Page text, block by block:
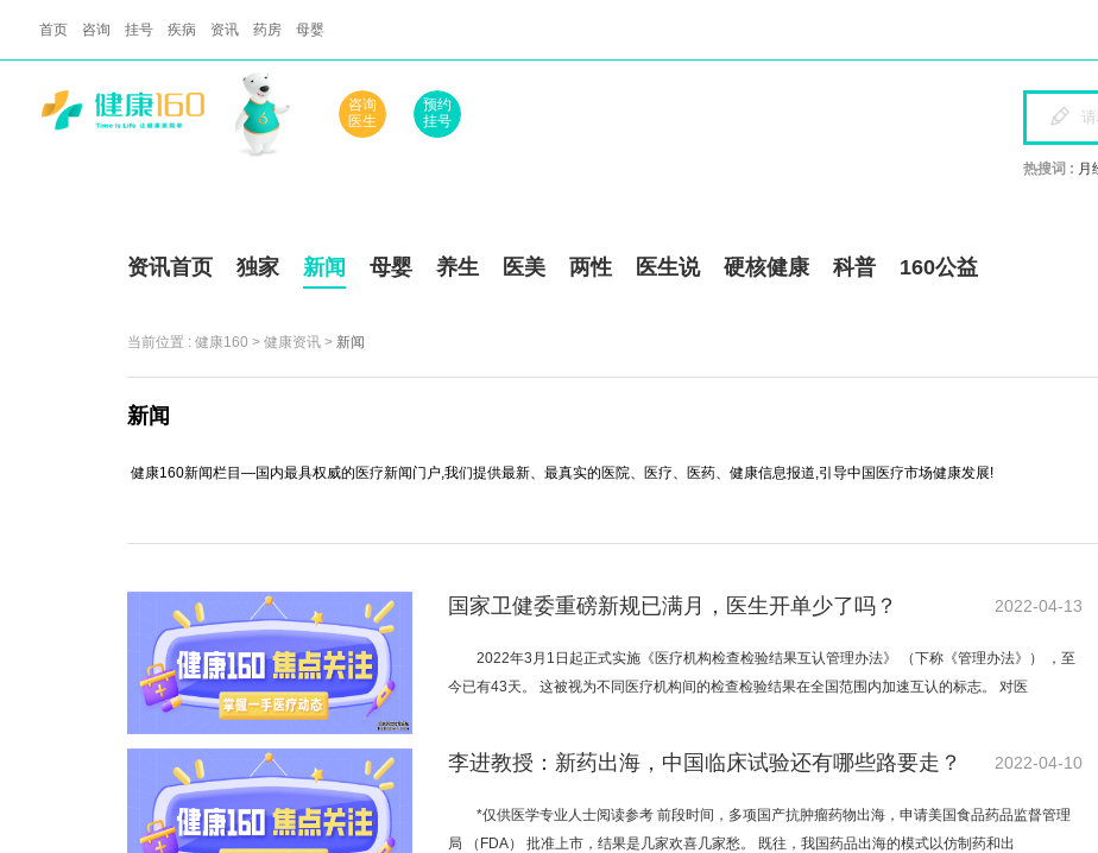
首页 咨询 挂号 疾病 资讯 药房 母婴
咨询
医生
预约
挂号

热搜词 : 月
资讯首页 独家 新闻 母婴 养生 医美 两性 医生说 硬核健康 科普 160公益
当前位置 : 健康160 > 健康资讯 > 新闻
新闻
健康160新闻栏目—国内最具权威的医疗新闻门户,我们提供最新、最真实的医院、医疗、医药、健康信息报道,引导中国医疗市场健康发展!
国家卫健委重磅新规已满月，医生开单少了吗？ 2022-04-13
2022年3月1日起正式实施《医疗机构检查检验结果互认管理办法》 （下称《管理办法》） ，至
今已有43天。 这被视为不同医疗机构间的检查检验结果在全国范围内加速互认的标志。 对医
李进教授：新药出海，中国临床试验还有哪些路要走？ 2022-04-10
*仅供医学专业人士阅读参考 前段时间，多项国产抗肿瘤药物出海，申请美国食品药品监督管理
局 （FDA） 批准上市，结果是几家欢喜几家愁。 既往，我国药品出海的模式以仿制药和出